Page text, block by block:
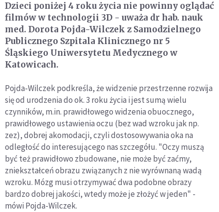
Dzieci poniżej 4 roku życia nie powinny oglądać
filmów w technologii 3D - uważa dr hab. nauk
med. Dorota Pojda-Wilczek z Samodzielnego
Publicznego Szpitala Klinicznego nr 5
Śląskiego Uniwersytetu Medycznego w
Katowicach.
Pojda-Wilczek podkreśla, że widzenie przestrzenne rozwija
się od urodzenia do ok. 3 roku życia i jest sumą wielu
czynników, m.in. prawidłowego widzenia obuocznego,
prawidłowego ustawienia oczu (bez wad wzroku jak np.
zez), dobrej akomodacji, czyli dostosowywania oka na
odległość do interesującego nas szczegółu. "Oczy muszą
być też prawidłowo zbudowane, nie może być zaćmy,
zniekształceń obrazu związanych z nie wyrównaną wadą
wzroku. Mózg musi otrzymywać dwa podobne obrazy
bardzo dobrej jakości, wtedy może je złożyć w jeden" -
mówi Pojda-Wilczek.